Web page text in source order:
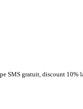
SMS gratuit, discount